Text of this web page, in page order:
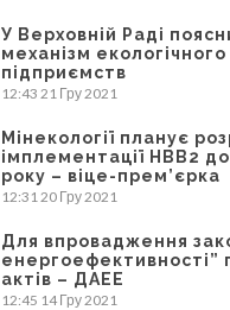
У Верховній Раді
механізм
підприємств
12:43 21 Гру 2021
Мінекології планує
імплементації НВВ2
року – віце-прем’єрка
12:31 20 Гру 2021
Для впровадження
енергоефективності”
актів – ДАЕЕ
12:45 14 Гру 2021